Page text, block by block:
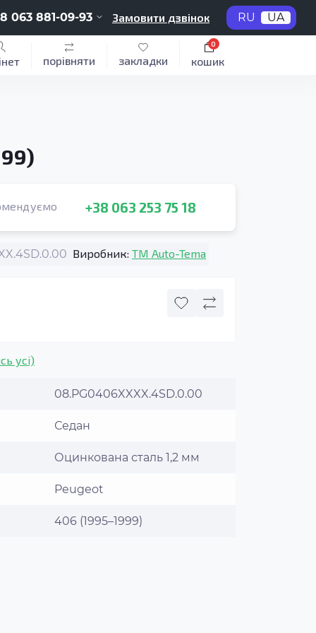
063 881-09-93 Замовити дзвінок RU UA
порівняти закладки кошик
0
+38 063 253 75 18
Виробник: TM Auto-Tema
усі)
08.PG0406XXXX.4SD.0.00
Седан
Оцинкована сталь 1,2 мм
Peugeot
406 (1995–1999)